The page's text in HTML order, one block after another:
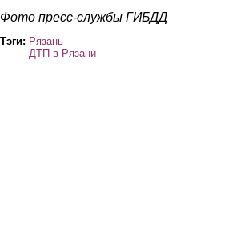
Фото пресс-службы ГИБДД
Тэги: Рязань
ДТП в Рязани